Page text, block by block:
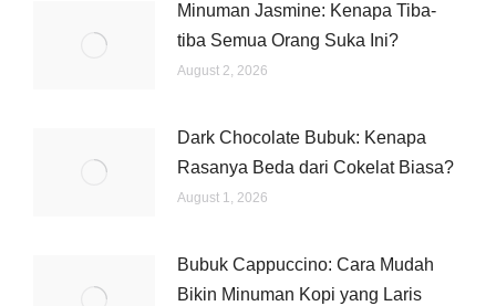
Minuman Jasmine: Kenapa Tiba-
tiba Semua Orang Suka Ini?
August 2, 2026
Dark Chocolate Bubuk: Kenapa
Rasanya Beda dari Cokelat Biasa?
August 1, 2026
Bubuk Cappuccino: Cara Mudah
Bikin Minuman Kopi yang Laris